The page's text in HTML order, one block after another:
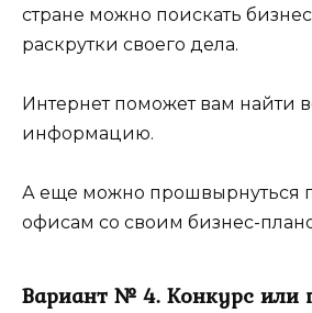
стране можно поискать
раскрутки своего дела.
Интернет поможет вам найти
информацию.
А еще можно прошвырнуться
офисам со своим бизнес-
Вариант № 4. Конкурс или